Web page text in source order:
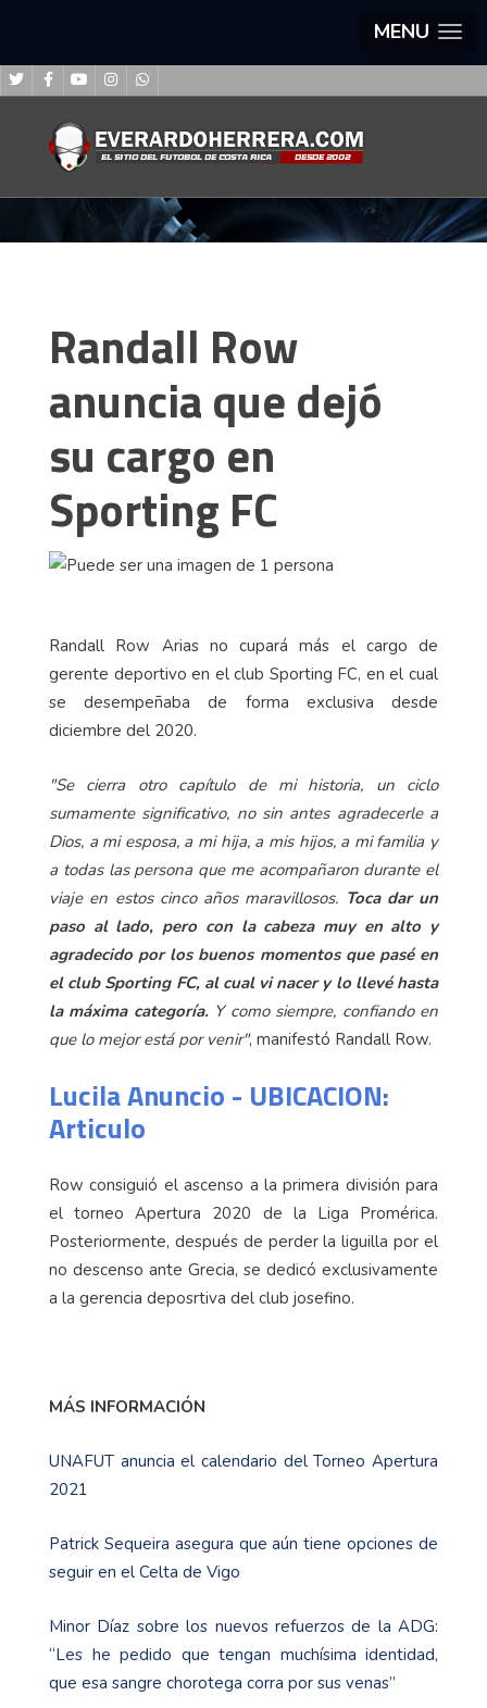
MENU
Randall Row
anuncia que dejó
su cargo en
Sporting FC
Randall Row Arias no cupará más el cargo de
gerente deportivo en el club Sporting FC, en el cual
se desempeñaba de forma exclusiva desde
diciembre del 2020.
"Se cierra otro capítulo de mi historia, un ciclo
sumamente significativo, no sin antes agradecerle a
Dios, a mi esposa, a mi hija, a mis hijos, a mi familia y
a todas las persona que me acompañaron durante el
viaje en estos cinco años maravillosos. Toca dar un
paso al lado, pero con la cabeza muy en alto y
agradecido por los buenos momentos que pasé en
el club Sporting FC, al cual vi nacer y lo llevé hasta
la máxima categoría.Y como siempre, confiando en
que lo mejor está por venir", manifestó Randall Row.
Lucila Anuncio - UBICACION:
Articulo
Row consiguió el ascenso a la primera división para
el torneo Apertura 2020 de la Liga Promérica.
Posteriormente, después de perder la liguilla por el
no descenso ante Grecia, se dedicó exclusivamente
a la gerencia deposrtiva del club josefino.
MÁS INFORMACIÓN
UNAFUT anuncia el calendario del Torneo Apertura
2021
Patrick Sequeira asegura que aún tiene opciones de
seguir en el Celta de Vigo
Minor Díaz sobre los nuevos refuerzos de la ADG:
“Les he pedido que tengan muchísima identidad,
que esa sangre chorotega corra por sus venas”